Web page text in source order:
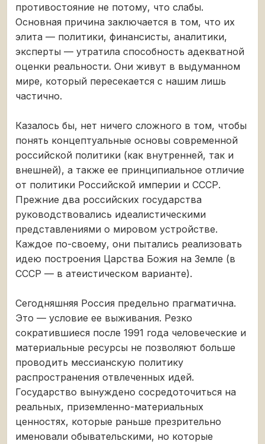
противостояние не потому, что слабы.
Основная причина заключается в том, что их
элита — политики, финансисты, аналитики,
эксперты — утратила способность адекватной
оценки реальности. Они живут в выдуманном
мире, который пересекается с нашим лишь
частично.
Казалось бы, нет ничего сложного в том, чтобы
понять концептуальные основы современной
российской политики (как внутренней, так и
внешней), а также ее принципиальное отличие
от политики Российской империи и СССР.
Прежние два российских государства
руководствовались идеалистическими
представлениями о мировом устройстве.
Каждое по-своему, они пытались реализовать
идею построения Царства Божия на Земле (в
СССР — в атеистическом варианте).
Сегодняшняя Россия предельно прагматична.
Это — условие ее выживания. Резко
сократившиеся после 1991 года человеческие и
материальные ресурсы не позволяют больше
проводить мессианскую политику
распространения отвлеченных идей.
Государство вынуждено сосредоточиться на
реальных, приземленно-материальных
ценностях, которые раньше презрительно
именовали обывательскими, но которые